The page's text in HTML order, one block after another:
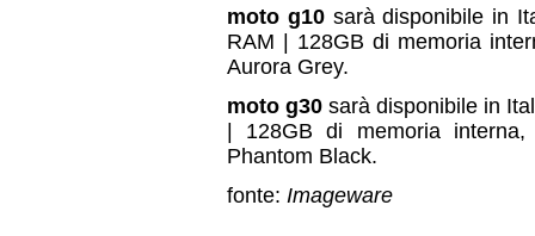
moto g10 sarà disponibile in
RAM | 128GB di memoria
Aurora Grey.
moto g30 sarà disponibile in
| 128GB di memoria
Phantom Black.
fonte: Imageware